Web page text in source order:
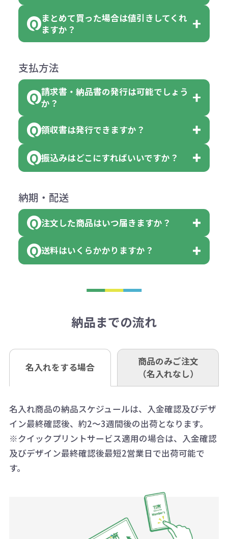
但し、ロゴなど名入れ印刷をされる
費用）
色指定できる商品に付きましては商
品詳細の購入の所で色が選べるよう
になっております。
クエアトート」を300個注文した場
クエアトート」は10個単位でしたら
色を指定出来るので、ピンクを100
個、ブルーを90個、イエローを110
【色指定の仕方】
に必要な個数を入力ください。
※10個単位など購入できる単位が決
はまらない数を入力すると、アラー
アラートに従って数を調整してくだ
●初期不良または不良品（破損、故
障）の場合
合
●名入れ、オリジナルの内容が異な
っていた場合
または返金にて対応させていただき
ます。
その際不良品については送料着払い
ください。
（商品の状態により、対応が変わる
※不良商品をご返却いただけない場
います。あらかじめご了承くださ
※不良商品は商品到着後7営業日以
お問合せ先
AM10:00～PM5:00（土・日・祝日を
除く平日）
名入れありの場合の代金の計算方法
は下記の通りです。
計算例：
＜1色印刷の場合＞
（提供価格（商品代）+名入れ費用
（印刷代））×枚数+製版代
（提供価格（商品代）+名入れ費用
×色数
※例えば2色印刷の場合には、名入
れ費用が2倍、製版代が2倍必要で
す。
相談下さい。
なお、印刷代はボリュームディスカ
同じ版で多くの数量を印刷すると、1
個当たりの印刷代単価がお安くなり
一方、数量が少なく一定数に満たな
い場合は、単価計算ではなく、印刷
代の基本料金を一式頂戴する場合が
ございます。
商品や印刷方法によって異なります
ので、予めご了承ください。
まとめて買った場合は値引きしてくれ
ますか？
商品によりますが、お見積もりさせ
ていただきます。
見積もりサポートから個別でお問い
支払方法
請求書・納品書の発行は可能でしょう
か？
会員様はマイページより各種帳票の
ダウンロードが可能です。
詳しくはこちらはご確認ください。
領収書のダウンロード
領収書は発行できますか？
会員様はマイページより各種帳票の
詳しくはこちらはご確認ください。
領収書のダウンロード
振込みはどこにすればいいですか？
下記口座にお願いします。
■三菱UFJ銀行
小田井支店（おたいしてん）
■ゆうちょ銀行（振替口座）
口座名 株式会社モノベーション
※振り込み手数料はお客さま負担と
なりますのでご注意ください。
納期・配送
注文した商品はいつ届きますか？
既製品の場合、ご入金確認後3営業
ご入金確認後約3週間となります。
定しているものもあります。
あれば、午前中までにご注文とご入
金いただければ翌日着でお送りする
お急ぎの場合、ご相談ください。最
大限努力いたします。
送料はいくらかかりますか？
き別途申し受けます。
も複数ヶ所への納品の場合、別途送
料頂戴する場合がございます。
詳細はこちらご確認ください。
配送について
納品までの流れ
名入れをする場合
商品のみご注文
（名入れなし）
名入れ商品の納品スケジュールは、入金確認及びデザ
イン最終確認後、約2～3週間後の出荷となります。
※クイックプリントサービス適用の場合は、入金確認
及びデザイン最終確認後最短2営業日で出荷可能で
す。